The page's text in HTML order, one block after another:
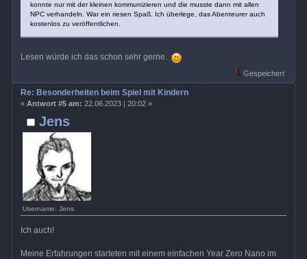
konnte nur mit der kleinen kommunizieren und die musste dann mit allen
NPC verhandeln. War ein riesen Spaß. Ich überlege, das Abenteurer auch
kostenlos zu veröffentlichen.
Lesen würde ich das schon sehr gerne.
Gespeichert
Jens
Username: Jens
Re: Besonderheiten beim Spiel mit Kindern
« Antwort #5 am: 22.06.2023 | 20:02 »
Ich auch!
Meine Erfahrungen starteten mit einem einfachen Year Zero Nano im